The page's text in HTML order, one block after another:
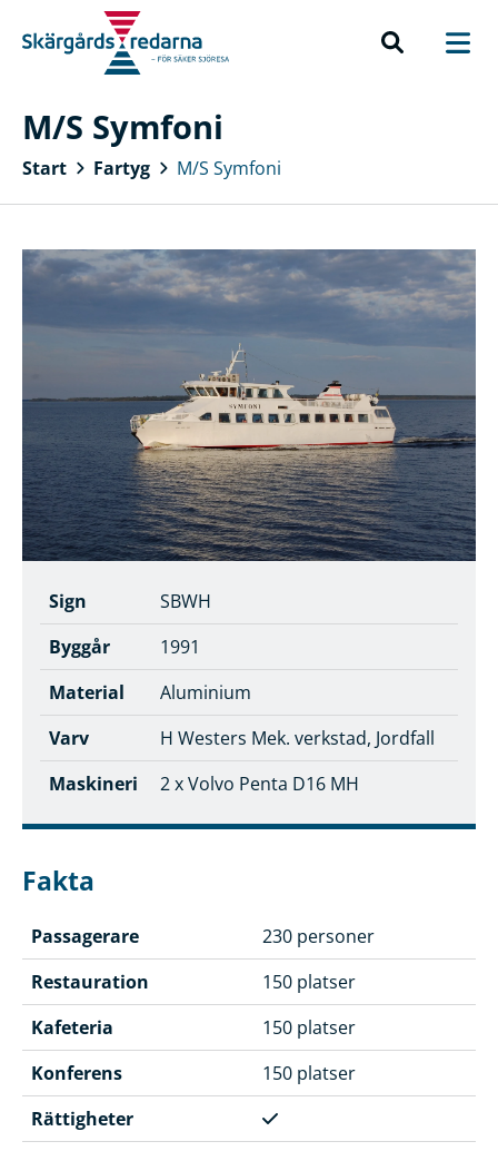
M/S Symfoni
Start Fartyg M/S Symfoni
Sign
SBWH
Byggår
1991
Material
Aluminium
Varv
H Westers Mek. verkstad, Jordfall
Maskineri
2 x Volvo Penta D16 MH
Fakta
Passagerare
230 personer
Restauration
150 platser
Kafeteria
150 platser
Konferens
150 platser
Rättigheter